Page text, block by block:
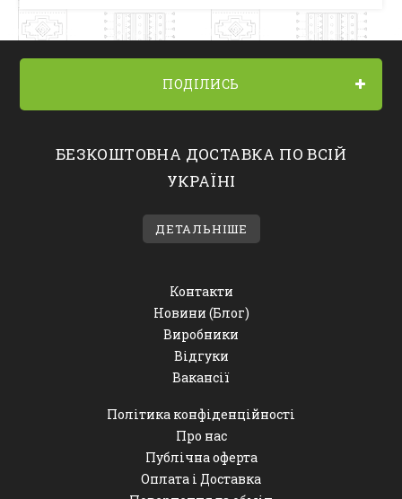
ПОДІЛИСЬ
БЕЗКОШТОВНА ДОСТАВКА ПО ВСІЙ
УКРАЇНІ
ДЕТАЛЬНІШЕ
Контакти
Новини (Блог)
Виробники
Відгуки
Вакансії
Політика конфіденційності
Про нас
Публічна оферта
Оплата і Доставка